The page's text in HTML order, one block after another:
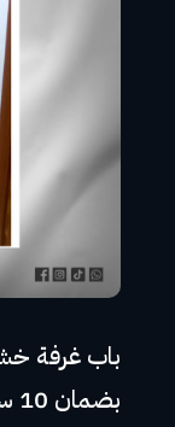
بضمان 10 سنين